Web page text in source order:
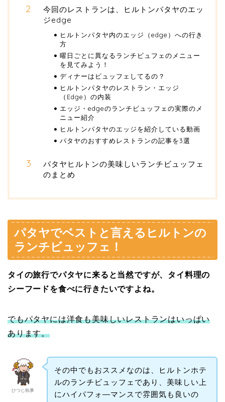
今回のレストランは、ヒルトンパタヤのエッ
ジedge
ヒルトンパタヤ内のエッジ（edge）への行き
方
曜日ごとに異なるランチビュフェのメニュー
を見てみよう！
ディナーはビュッフェしてるの？
ヒルトンパタヤのレストラン・エッジ
（Edge）の内装
エッジ・edgeのランチビュッフェの実際のメ
ニュー紹介
ヒルトンパタヤのエッジを紹介している動画
パタヤのおすすめレストランの記事を3選
パタヤヒルトンの美味しいランチビュッフェ
のまとめ
パタヤでベストと言えるヒルトンの
ランチビュッフェ！
タイの旅行でパタヤに来ると当然ですが、タイ料理の
シーフードを食べに行きたいですよね。
でもパタヤには洋食も美味しいレストランはいっぱい
あります。
ひつじ執事
その中でもおススメなのは、ヒルトンホテ
ルのランチビュッフェであり、美味しい上
にハイパフォ―マンスで雰囲気も良いの